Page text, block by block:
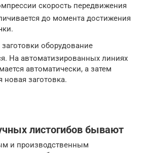
скорость передвижения
до момента достижения
оборудование
На автоматизированных линиях
автоматически, а затем
новая заготовка.
листогибов бывают
и производственным